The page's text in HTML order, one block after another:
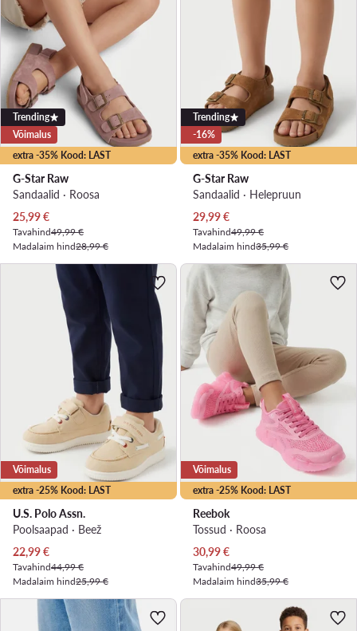
extra -35% Kood: LAST
Trending
Võimalus
G-Star Raw
Sandaalid · Roosa
Praegune hind
25,99€
Tavahind49,99 €
Madalaim hind28,99 €
extra -35% Kood: LAST
Trending
-16%
G-Star Raw
Sandaalid · Helepruun
Praegune hind
29,99€
Tavahind49,99 €
Madalaim hind35,99 €
extra -25% Kood: LAST
Võimalus
U.S. Polo Assn.
Poolsaapad · Beež
Praegune hind
22,99€
Tavahind44,99 €
Madalaim hind25,99 €
extra -25% Kood: LAST
Võimalus
Reebok
Tossud · Roosa
Praegune hind
30,99€
Tavahind49,99 €
Madalaim hind35,99 €